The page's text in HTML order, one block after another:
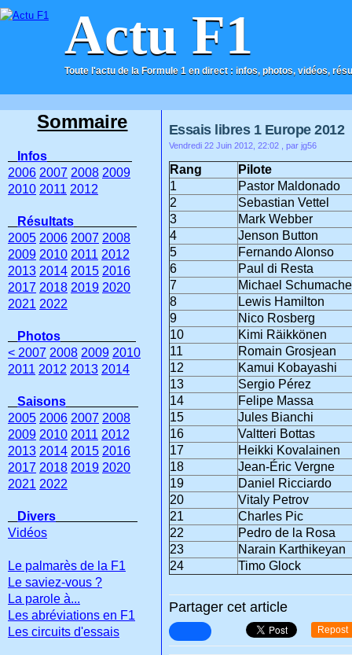
Actu F1
Toute l'actu de la Formule 1 en direct : infos, photos, vidéos,
ACCUEIL CONTACT
Essais libres 1 Europe 2012
Vendredi 22 Juin 2012, 22:02 , par jg56
Rang
Pilote
1
Pastor Maldonado
2
Sebastian Vettel
3
Mark Webber
4
Jenson Button
5
Fernando Alonso
6
Paul di Resta
7
Michael
8
Lewis Hamilton
9
Nico Rosberg
10
Kimi Räikkönen
11
Romain Grosjean
12
Kamui Kobayashi
13
Sergio Pérez
14
Felipe Massa
15
Jules Bianchi
16
Valtteri Bottas
17
Heikki Kovalainen
18
Jean-Éric Vergne
19
Daniel Ricciardo
20
Vitaly Petrov
21
Charles Pic
22
Pedro de la Rosa
23
Narain Karthikeyan
24
Timo Glock
Partager cet article
Repost
Sommaire
Infos
2006 2007 2008 2009
2010 2011 2012
Résultats
2005 2006 2007 2008
2009 2010 2011 2012
2013 2014 2015 2016
2017 2018 2019 2020
2021 2022
Photos
< 2007 2008 2009 2010
2011 2012 2013 2014
Saisons
2005 2006 2007 2008
2009 2010 2011 2012
2013 2014 2015 2016
2017 2018 2019 2020
2021 2022
Divers
Vidéos
Le palmarès de la F1
Le saviez-vous ?
La parole à...
Les abréviations en F1
Les circuits d'essais